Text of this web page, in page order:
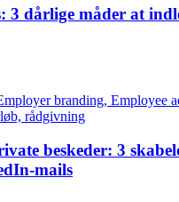
3 dårlige måder at
beskeder: 3
mails